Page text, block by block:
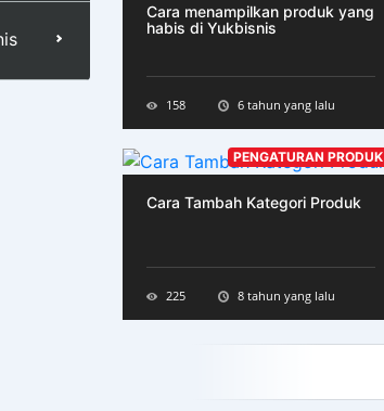
Cara menampilkan produk yang
habis di Yukbisnis
158 6 tahun yang lalu
PENGATURAN PRODUK
Cara Tambah Kategori Produk
225 8 tahun yang lalu